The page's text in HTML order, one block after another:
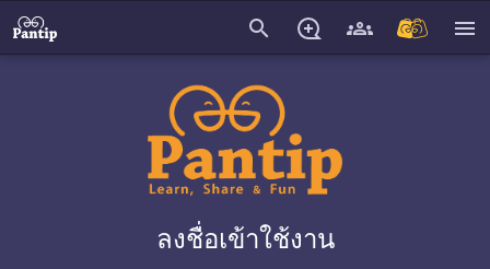
search menu
ลงชื่อเข้าใช้งาน